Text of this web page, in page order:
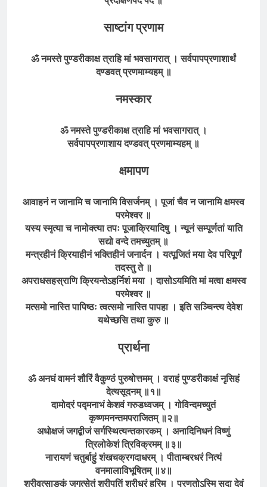
साष्टांग प्रणाम
ॐ नमस्ते पुण्डरीकाक्ष त्राहि मां भवसागरात् । सर्वपापप्रणाशार्थं
दण्डवत् प्रणमाम्यहम् ॥
नमस्कार
ॐ नमस्ते पुण्डरीकाक्ष त्राहि मां भवसागरात् ।
सर्वपापप्रणाशाय दण्डवत् प्रणमाम्यहम्॥
क्षमापण
आवाहनं न जानामि च जानामि विसर्जनम् । पूजां चैव न जानामि क्षमस्व
परमेश्वर ॥
यस्य स्मृत्या च नामोक्त्या तपः पूजाक्रियादिषु । न्यूनं सम्पूर्णतां याति
सद्यो वन्दे तमच्युतम् ॥
मन्त्रहीनं क्रियाहीनं भक्तिहीनं जनार्दन । यत्पूजितं मया देव परिपूर्णं
तदस्तु ते ॥
अपराधसहस्राणि क्रियन्तेऽहर्निशं मया । दासोऽयमिति मां मत्वा क्षमस्व
परमेश्वर ॥
मत्समो नास्ति पापिष्ठः त्वत्समो नास्ति पापहा । इति सञ्चिन्त्य देवेश
यथेच्छसि तथा कुरु ॥
प्रार्थना
ॐ अनघं वामनं शौरिं वैकुण्ठं पुरुषोत्तमम् । वराहं पुण्डरीकाक्षं नृसिहं
देत्यसूदनम् ॥१॥
दामोदरं पद्मनाभं केशवं गरुडध्वजम् । गोविन्दमच्युतं
कृष्णमनन्तमपराजितम् ॥२॥
अधोक्षजं जगद्बीजं सर्गस्थित्यन्तकारकम् । अनादिनिधनं विष्णुं
त्रिलोकेशं त्रिविक्रमम् ॥३॥
नारायणं चतुर्बाहुं शंखचक्रगदाधरम् । पीताम्बरधरं नित्यं
वनमालाविभूषितम् ॥४॥
श्रीवत्साङ्कं जगत्सेतुं श्रीपतिं श्रीधरं हरिम् । प्रणतोऽस्मि सदा देवं